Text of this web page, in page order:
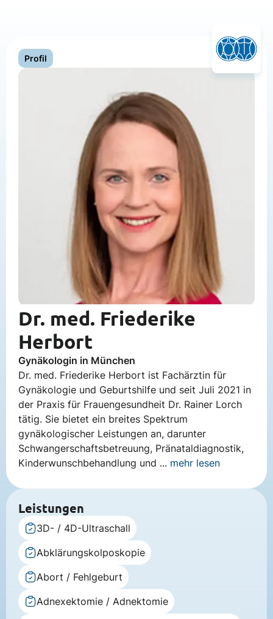
Profil
Dr. med. Friederike
Herbort
Gynäkologin in München
Dr. med. Friederike Herbort ist Fachärztin für
Gynäkologie und Geburtshilfe und seit Juli 2021 in
der Praxis für Frauengesundheit Dr. Rainer Lorch
tätig. Sie bietet ein breites Spektrum
gynäkologischer Leistungen an, darunter
Schwangerschaftsbetreuung, Pränataldiagnostik,
Kinderwunschbehandlung und ... mehr lesen
Leistungen
3D- / 4D-Ultraschall
Abklärungskolposkopie
Abort / Fehlgeburt
Adnexektomie / Adnektomie